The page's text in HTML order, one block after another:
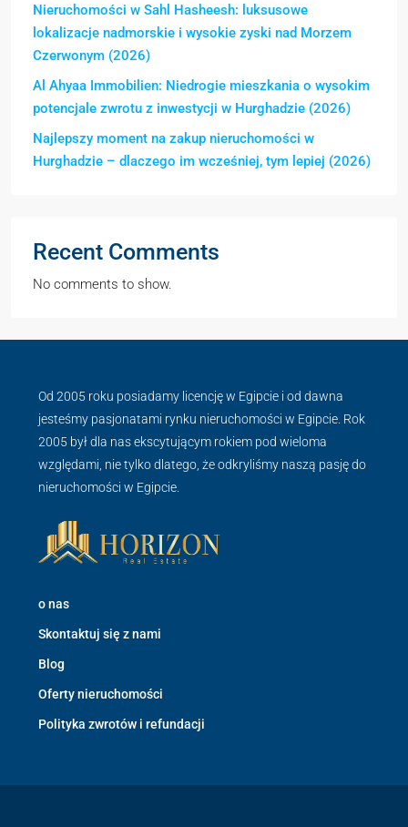
Nieruchomości w Sahl Hasheesh: luksusowe
lokalizacje nadmorskie i wysokie zyski nad Morzem
Czerwonym (2026)
Al Ahyaa Immobilien: Niedrogie mieszkania o wysokim
potencjale zwrotu z inwestycji w Hurghadzie (2026)
Najlepszy moment na zakup nieruchomości w
Hurghadzie – dlaczego im wcześniej, tym lepiej (2026)
Recent Comments
No comments to show.
Od 2005 roku posiadamy licencję w Egipcie i od dawna
jesteśmy pasjonatami rynku nieruchomości w Egipcie. Rok
2005 był dla nas ekscytującym rokiem pod wieloma
względami, nie tylko dlatego, że odkryliśmy naszą pasję do
nieruchomości w Egipcie.
o nas
Skontaktuj się z nami
Blog
Oferty nieruchomości
Polityka zwrotów i refundacji